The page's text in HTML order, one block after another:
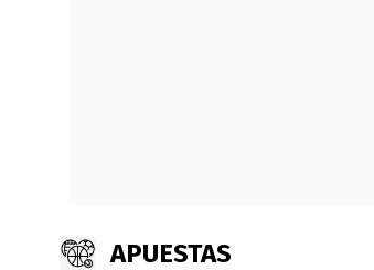
APUESTAS